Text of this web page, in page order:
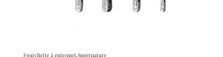
Fourchette à entremet,Supernature